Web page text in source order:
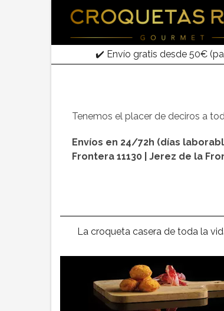
✔️ Envío gratis desde 50€
Tenemos el placer de deciros a
Envíos en 24/72h (días
Frontera 11130 | Jerez de la
La croqueta casera de toda la